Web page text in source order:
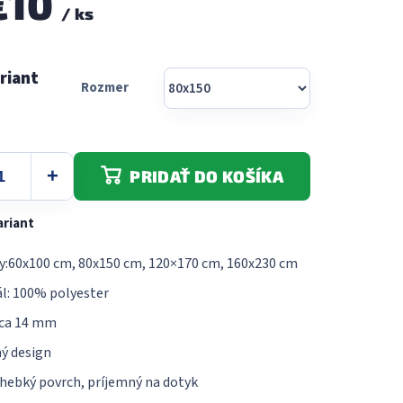
5
/ ks
Rozmer
PRIDAŤ DO KOŠÍKA
cm, 80x150 cm, 120×170 cm, 160x230 cm
100% polyester
14 mm
design
povrch, príjemný na dotyk